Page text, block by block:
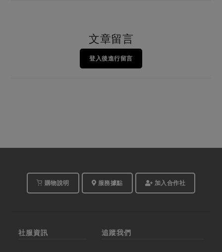
文章留言
登入後進行留言
購物說明 服務據點 加入合作社
社服資訊 追蹤我們